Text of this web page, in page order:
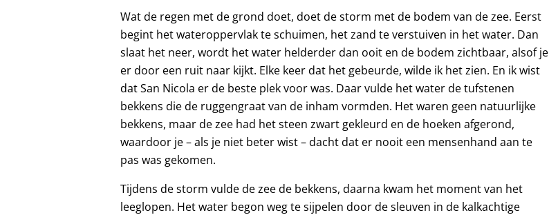
Wat de regen met de grond doet, doet de storm met de bodem van de zee. Eerst
begint het wateroppervlak te schuimen, het zand te verstuiven in het water. Dan
slaat het neer, wordt het water helderder dan ooit en de bodem zichtbaar, alsof je
er door een ruit naar kijkt. Elke keer dat het gebeurde, wilde ik het zien. En ik wist
dat San Nicola er de beste plek voor was. Daar vulde het water de tufstenen
bekkens die de ruggengraat van de inham vormden. Het waren geen natuurlijke
bekkens, maar de zee had het steen zwart gekleurd en de hoeken afgerond,
waardoor je – als je niet beter wist – dacht dat er nooit een mensenhand aan te
pas was gekomen.
Tijdens de storm vulde de zee de bekkens, daarna kwam het moment van het
leeglopen. Het water begon weg te sijpelen door de sleuven in de kalkachtige